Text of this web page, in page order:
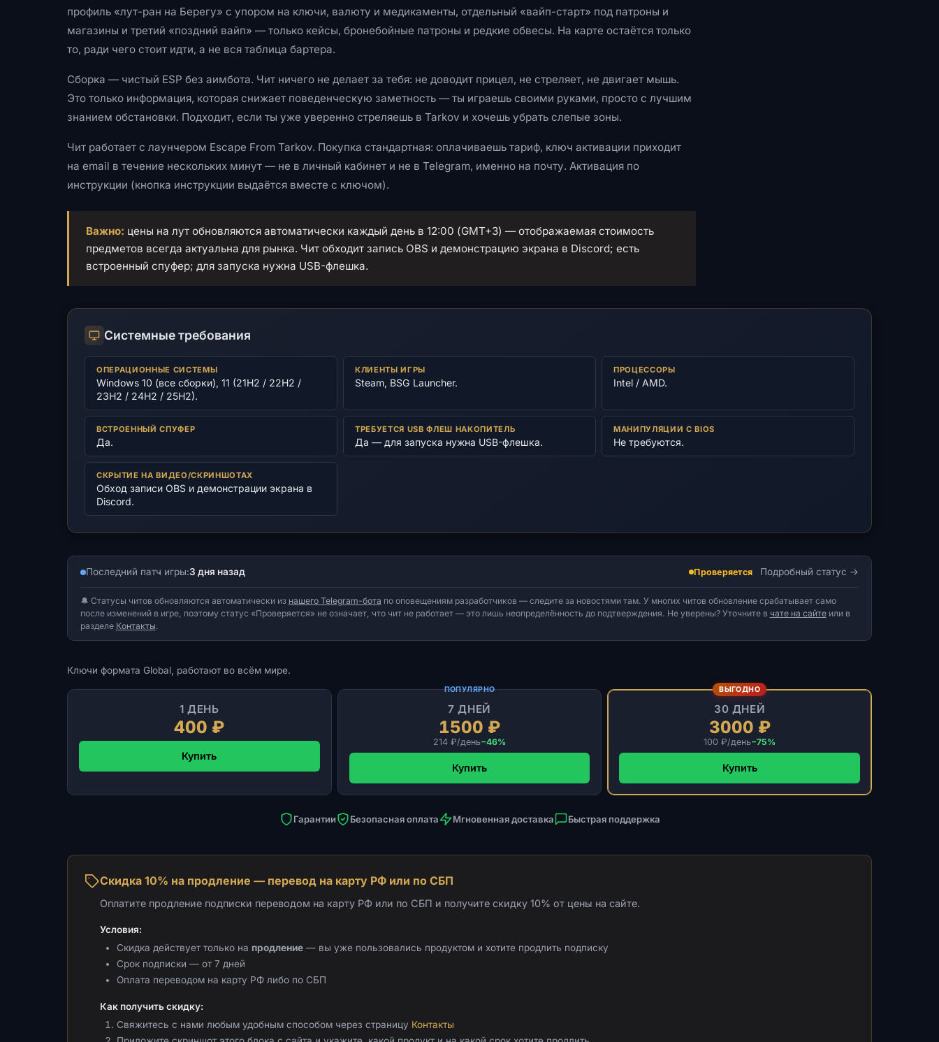
профиль «лут-ран на Берегу» с упором на ключи, валюту и медикаменты, отдельный «вайп-старт» под патроны и
магазины и третий «поздний вайп» — только кейсы, бронебойные патроны и редкие обвесы. На карте остаётся только
то, ради чего стоит идти, а не вся таблица бартера.
Сборка — чистый ESP без аимбота. Чит ничего не делает за тебя: не доводит прицел, не стреляет, не двигает мышь.
Это только информация, которая снижает поведенческую заметность — ты играешь своими руками, просто с лучшим
знанием обстановки. Подходит, если ты уже уверенно стреляешь в Tarkov и хочешь убрать слепые зоны.
Чит работает с лаунчером Escape From Tarkov. Покупка стандартная: оплачиваешь тариф, ключ активации приходит
на email в течение нескольких минут — не в личный кабинет и не в Telegram, именно на почту. Активация по
инструкции (кнопка инструкции выдаётся вместе с ключом).
Важно: цены на лут обновляются автоматически каждый день в 12:00 (GMT+3) — отображаемая стоимость
предметов всегда актуальна для рынка. Чит обходит запись OBS и демонстрацию экрана в Discord; есть
встроенный спуфер; для запуска нужна USB-флешка.
Системные требования
ОПЕРАЦИОННЫЕ СИСТЕМЫ
Windows 10 (все сборки), 11 (21H2 / 22H2 /
23H2 / 24H2 / 25H2).
КЛИЕНТЫ ИГРЫ
Steam, BSG Launcher.
ПРОЦЕССОРЫ
Intel / AMD.
ВСТРОЕННЫЙ СПУФЕР
Да.
ТРЕБУЕТСЯ USB ФЛЕШ НАКОПИТЕЛЬ
Да — для запуска нужна USB-флешка.
МАНИПУЛЯЦИИ С BIOS
Не требуются.
СКРЫТИЕ НА ВИДЕО/СКРИНШОТАХ
Обход записи OBS и демонстрации экрана в
Discord.
Последний патч игры:3 дня назад Проверяется Подробный статус
🔔 Статусы читов обновляются автоматически из нашего Telegram-бота по оповещениям разработчиков — следите за новостями там. У многих читов обновление срабатывает само
после изменений в игре, поэтому статус «Проверяется» не означает, что чит не работает — это лишь неопределённость до подтверждения. Не уверены? Уточните в чате на сайтеили в
разделе Контакты.
Ключи формата Global, работают во всём мире.
1 ДЕНЬ
400 ₽
Купить
ПОПУЛЯРНО
7 ДНЕЙ
1500 ₽
214 ₽/день−46%
Купить
ВЫГОДНО
30 ДНЕЙ
3000 ₽
100 ₽/день−75%
Купить
Гарантии Безопасная оплата Мгновенная доставка Быстрая поддержка
Скидка 10% на продление — перевод на карту РФ или по СБП
Оплатите продление подписки переводом на карту РФ или по СБП и получите скидку 10% от цены на сайте.
Условия:
Скидка действует только на продление — вы уже пользовались продуктом и хотите продлить подписку
Срок подписки — от 7 дней
Оплата переводом на карту РФ либо по СБП
Как получить скидку:
Свяжитесь с нами любым удобным способом через страницу Контакты